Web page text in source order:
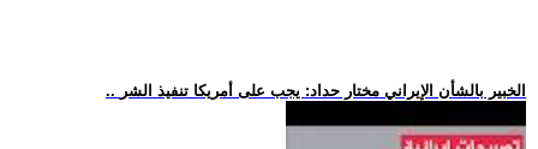
.. الخبير بالشأن الإيراني مختار حداد: يجب على أمريكا تنفيذ الشر